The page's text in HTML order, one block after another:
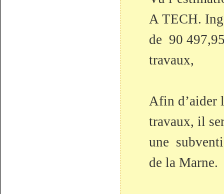
A TECH.
de 90
travaux,
Afin d’aider
travaux, il
une
de la Marne.